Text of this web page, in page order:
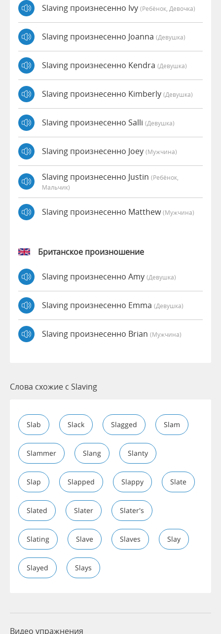
Slaving произнесенно Ivy (Ребёнок, Девочка)
Slaving произнесенно Joanna (девушка)
Slaving произнесенно Kendra (девушка)
Slaving произнесенно Kimberly (девушка)
Slaving произнесенно Salli (девушка)
Slaving произнесенно Joey (мужчина)
Slaving произнесенно Justin (Ребёнок,
Мальчик)
Slaving произнесенно Matthew(мужчина)
Британское произношение
Slaving произнесенно Amy (девушка)
Slaving произнесенно Emma (девушка)
Slaving произнесенно Brian (мужчина)
Слова схожие с Slaving
Slab Slack Slagged Slam
Slammer Slang Slanty
Slap Slapped Slappy Slate
Slated Slater Slater's
Slating Slave Slaves Slay
Slayed Slays
Видео упражнения